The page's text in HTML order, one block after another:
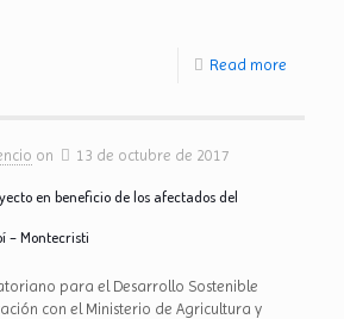
Read more
on 13 de octubre de 2017
en beneficio de los afectados del
– Montecristi
para el Desarrollo Sostenible
con el Ministerio de Agricultura y